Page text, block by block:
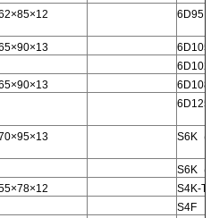
6D95
6D105
6D102
6D108
6D125
S6K（
S6K（
S4K-T
S4F